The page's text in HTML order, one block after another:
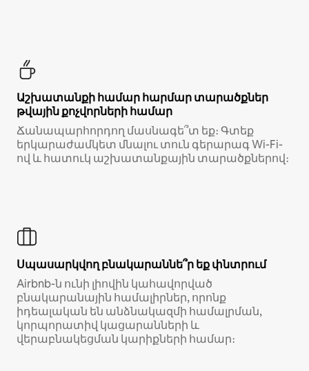
Աշխատանքի համար հարմար տարածքներ
թվային քոչվորների համար
Ճանապարհորդող մասնագե՞տ եք։ Գտեք
երկարաժամկետ մնալու տուն գերարագ Wi-Fi-
ով և հատուկ աշխատանքային տարածքներով։
Սպասարկվող բնակարաննե՞ր եք փնտրում
Airbnb-ն ունի լիովին կահավորված
բնակարանային համալիրներ, որոնք
իդեալական են անձնակազմի համալրման,
կորպորատիվ կացարանների և
վերաբնակեցման կարիքների համար։